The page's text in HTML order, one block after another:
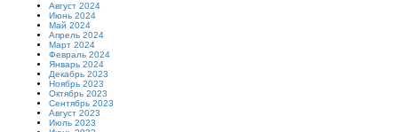
Август 2024
Июнь 2024
Май 2024
Апрель 2024
Март 2024
Февраль 2024
Январь 2024
Декабрь 2023
Ноябрь 2023
Октябрь 2023
Сентябрь 2023
Август 2023
Июль 2023